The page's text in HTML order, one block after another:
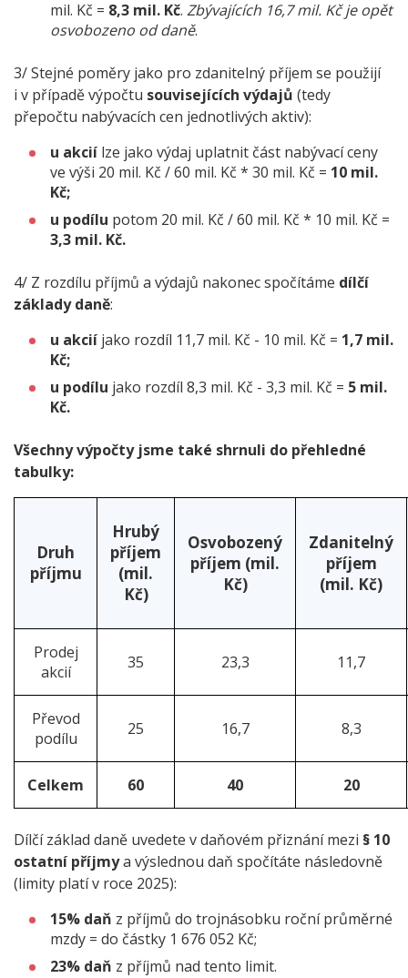
mil. Kč = 8,3 mil. Kč. Zbývajících 16,7 mil. Kč je opět
osvobozeno od daně.
3/ Stejné poměry jako pro zdanitelný příjem se použijí
i v případě výpočtu souvisejících výdajů (tedy
přepočtu nabývacích cen jednotlivých aktiv):
u akcií lze jako výdaj uplatnit část nabývací ceny
ve výši 20 mil. Kč / 60 mil. Kč * 30 mil. Kč = 10 mil.
Kč;
u podílu potom 20 mil. Kč / 60 mil. Kč * 10 mil. Kč =
3,3 mil. Kč.
4/ Z rozdílu příjmů a výdajů nakonec spočítáme dílčí
základy daně:
u akcií jako rozdíl 11,7 mil. Kč - 10 mil. Kč = 1,7 mil.
Kč;
u podílu jako rozdíl 8,3 mil. Kč - 3,3 mil. Kč = 5 mil.
Kč.
Všechny výpočty jsme také shrnuli do přehledné
tabulky:
Druh
příjmu
Hrubý
příjem
(mil.
Kč)
Osvobozený
příjem (mil.
Kč)
Zdanitelný
příjem
(mil. Kč)
Prodej
akcií
35 23,3 11,7
Převod
podílu
25 16,7 8,3
Celkem 60 40 20
Dílčí základ daně uvedete v daňovém přiznání mezi § 10
ostatní příjmya výslednou daň spočítáte následovně
(limity platí v roce 2025):
15% daň z příjmů do trojnásobku roční průměrné
mzdy = do částky 1 676 052 Kč;
23% daň z příjmů nad tento limit.